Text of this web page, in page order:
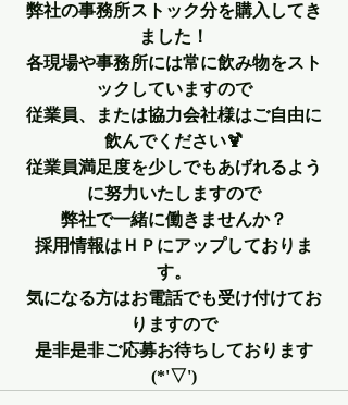
弊社の事務所ストック分を購入してき
ました！
各現場や事務所には常に飲み物をスト
ックしていますので
従業員、または協力会社様はご自由に
飲んでください🍹
従業員満足度を少しでもあげれるよう
に努力いたしますので
弊社で一緒に働きませんか？
採用情報はＨＰにアップしておりま
す。
気になる方はお電話でも受け付けてお
りますので
是非是非ご応募お待ちしております
(*'▽')